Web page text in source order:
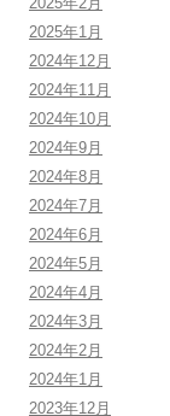
2025年1月
2024年12月
2024年11月
2024年10月
2024年9月
2024年8月
2024年7月
2024年6月
2024年5月
2024年4月
2024年3月
2024年2月
2024年1月
2023年12月